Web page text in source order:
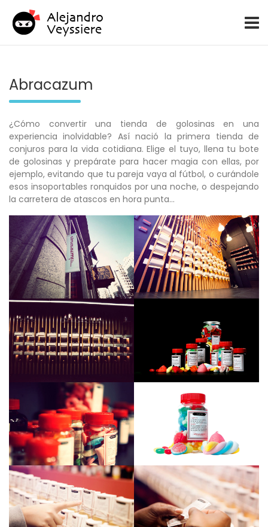
content
Alejandro Veyssiere
Copy Director Creativo
Abracazum
¿Cómo convertir una tienda de golosinas en una
experiencia inolvidable? Así nació la primera tienda de
conjuros para la vida cotidiana. Elige el tuyo, llena tu bote
de golosinas y prepárate para hacer magia con ellas, por
ejemplo, evitando que tu pareja vaya al fútbol, o curándole
esos insoportables ronquidos por una noche, o despejando
la carretera de atascos en hora punta…